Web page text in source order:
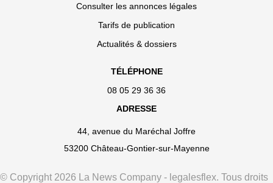
Consulter les annonces légales
Tarifs de publication
Actualités & dossiers
TÉLÉPHONE
08 05 29 36 36
ADRESSE
44, avenue du Maréchal Joffre
53200 Château-Gontier-sur-Mayenne
© Copyright 2026 La News Company - legalesflex. Tous droits